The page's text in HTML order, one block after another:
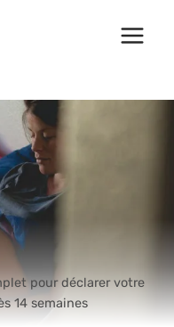
pour déclarer votre
14 semaines